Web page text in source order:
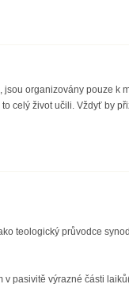
organizovány pouze k
celý život učili. Vždyť by
teologický průvodce
pasivitě výrazné části